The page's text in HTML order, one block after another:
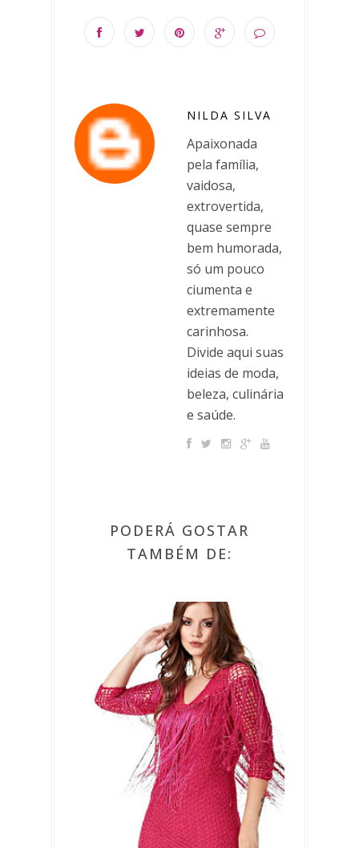
NILDA SILVA
Apaixonada
pela família,
vaidosa,
extrovertida,
quase sempre
bem humorada,
só um pouco
ciumenta e
extremamente
carinhosa.
Divide aqui suas
ideias de moda,
beleza, culinária
e saúde.
PODERÁ GOSTAR
TAMBÉM DE: